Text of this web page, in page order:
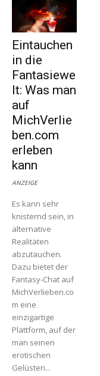
Eintauchen
in die
Fantasiewe
lt: Was man
auf
MichVerlie
ben.com
erleben
kann
ANZEIGE
Es kann sehr
knisternd sein, in
alternative
Realitäten
abzutauchen.
Dazu bietet der
Fantasy-Chat auf
MichVerlieben.co
m eine
einzigartige
Plattform, auf der
man seinen
erotischen
Gelüsten...